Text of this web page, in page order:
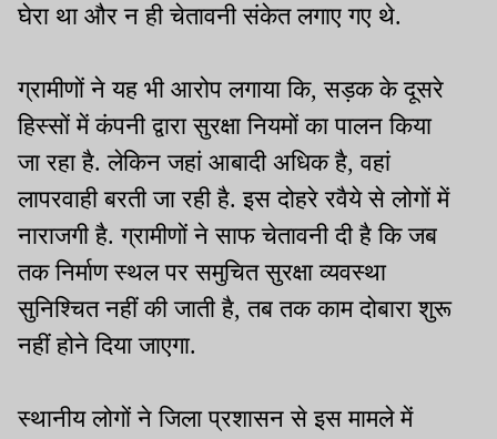
घेरा था और न ही चेतावनी संकेत लगाए गए थे.
ग्रामीणों ने यह भी आरोप लगाया कि, सड़क के दूसरे
हिस्सों में कंपनी द्वारा सुरक्षा नियमों का पालन किया
जा रहा है. लेकिन जहां आबादी अधिक है, वहां
लापरवाही बरती जा रही है. इस दोहरे रवैये से लोगों में
नाराजगी है. ग्रामीणों ने साफ चेतावनी दी है कि जब
तक निर्माण स्थल पर समुचित सुरक्षा व्यवस्था
सुनिश्चित नहीं की जाती है, तब तक काम दोबारा शुरू
नहीं होने दिया जाएगा.
स्थानीय लोगों ने जिला प्रशासन से इस मामले में